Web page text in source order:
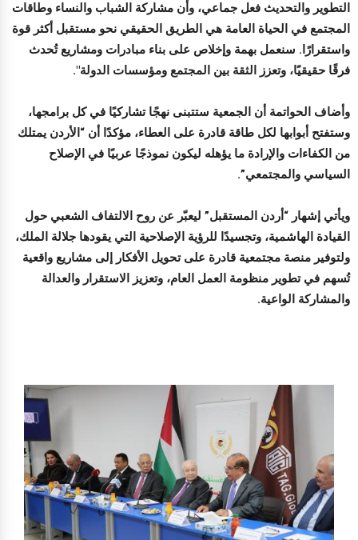
التطوير والتحديث فعل جماعي، وأن مشاركة الشباب والنساء وطاقات
المجتمع في الحياة العامة هي الطريق الحقيقي نحو مستقبل أكثر قوة
واستقرارًا. سنعمل بهمة وإخلاص على بناء مبادرات ومشاريع تُحدث
فرقًا حقيقيًا، وتعزز الثقة بين المجتمع ومؤسسات الدولة".
وأضاف الحواتمة أن الجمعية ستتبنى نهجًا تشاركيًا في كل برامجها،
وستفتح أبوابها لكل طاقة قادرة على العطاء، مؤكدًا أن “الأردن يمتلك
من الكفاءات والإرادة ما يؤهله ليكون نموذجًا عربيًا في الإصلاح
السياسي والمجتمعي”.
ويأتي إشهار “أردن المستقبل” ليعبّر عن روح الالتفاف الشعبي حول
القيادة الهاشمية، وتجسيدًا للرؤية الإصلاحية التي يقودها جلالة الملك،
ولتوفير منصة مجتمعية قادرة على تحويل الأفكار إلى مشاريع واقعية
تُسهم في تطوير منظومة العمل العام، وتعزيز الاستقرار والعدالة
والمشاركة الواعية.